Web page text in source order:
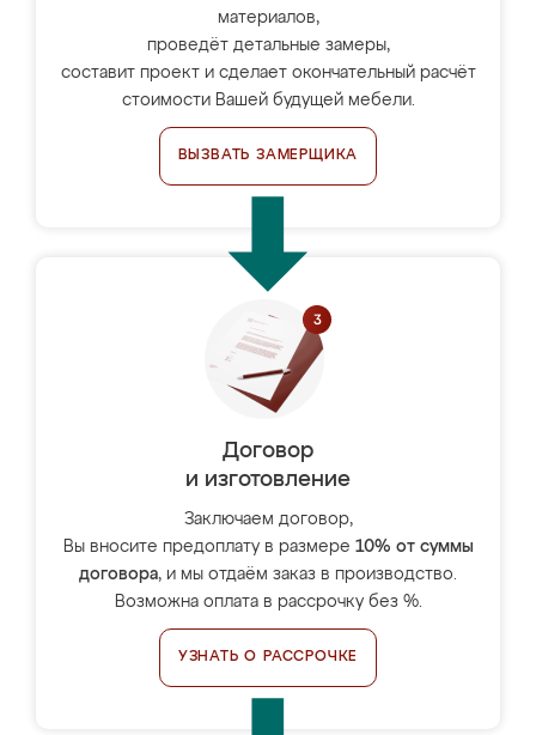
материалов,
проведёт детальные замеры,
составит проект и сделает окончательный расчёт
стоимости Вашей будущей мебели.
ВЫЗВАТЬ ЗАМЕРЩИКА
Договор
и изготовление
Заключаем договор,
Вы вносите предоплату в размере 10% от суммы
договора, и мы отдаём заказ в производство.
Возможна оплата в рассрочку без %.
УЗНАТЬ О РАССРОЧКЕ